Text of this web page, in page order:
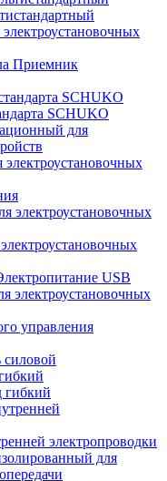
Приемник
SCHUKO
для
электроустановочных
USB
электроустановочных
управления
силовой
гибкий
электропроводки